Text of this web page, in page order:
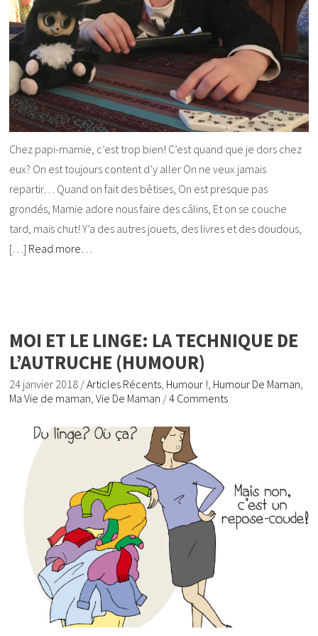
Chez papi-mamie, c’est trop bien! C’est quand que je dors chez
eux? On est toujours content d’y aller On ne veux jamais
repartir… Quand on fait des bêtises, On est presque pas
grondés, Mamie adore nous faire des câlins, Et on se couche
tard, mais chut! Y’a des autres jouets, des livres et des doudous,
[…] Read more…
MOI ET LE LINGE: LA TECHNIQUE DE
L’AUTRUCHE (HUMOUR)
24 janvier 2018 /Articles Récents, Humour !, Humour De Maman,
Ma Vie de maman,Vie De Maman /4 Comments